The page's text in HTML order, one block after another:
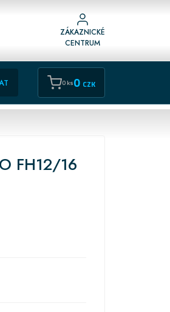
ZÁKAZNICKÉ
CENTRUM
0 ks0 CZK
FH12/16